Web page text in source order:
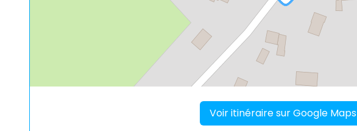
Voir itinéraire sur Google Maps